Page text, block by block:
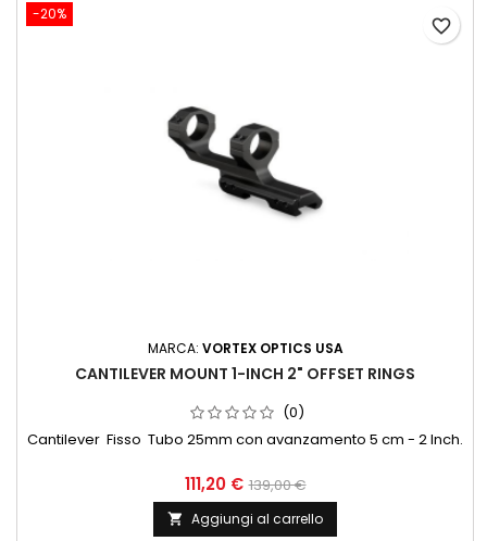
-20%
MARCA: VORTEX OPTICS USA
CANTILEVER MOUNT 1-INCH 2" OFFSET RINGS
(0)
Cantilever Fisso Tubo 25mm con avanzamento 5 cm - 2 Inch.
111,20 € 139,00 €
 Aggiungi al carrello
favorite_border